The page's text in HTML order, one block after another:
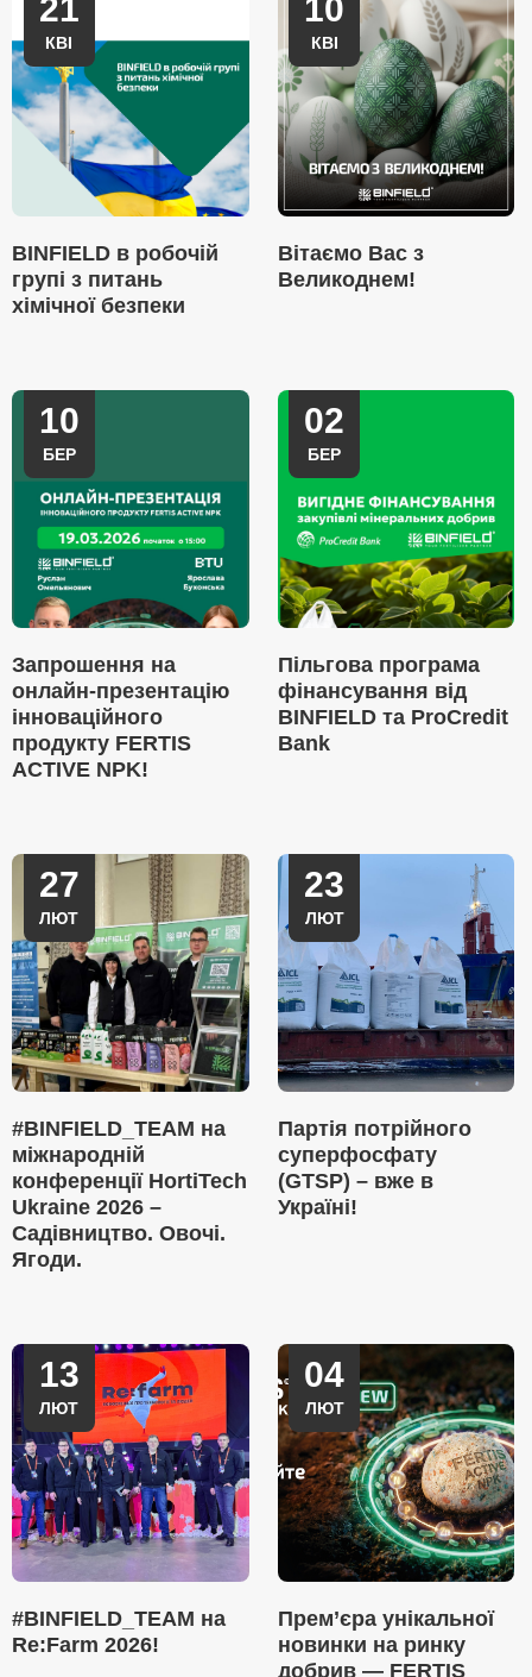
21
КВІ
BINFIELD в робочій
групі з питань
хімічної безпеки
10
КВІ
Вітаємо Вас з
Великоднем!
10
БЕР
Запрошення на
онлайн-презентацію
інноваційного
продукту FERTIS
ACTIVE NPK!
02
БЕР
Пільгова програма
фінансування від
BINFIELD та ProCredit
Bank
27
ЛЮТ
#BINFIELD_TEAM на
міжнародній
конференції HortiTech
Ukraine 2026 –
Садівництво. Овочі.
Ягоди.
23
ЛЮТ
Партія потрійного
суперфосфату
(GTSP) – вже в
Україні!
13
ЛЮТ
#BINFIELD_TEAM на
Re:Farm 2026!
04
ЛЮТ
Прем’єра унікальної
новинки на ринку
добрив — FERTIS